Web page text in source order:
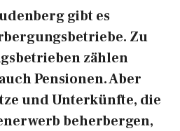
gibt es
Zu
zählen
Pensionen. Aber
und Unterkünfte, die
beherbergen,